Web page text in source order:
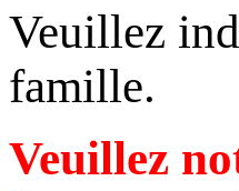
Veuillez
famille.
Veuillez